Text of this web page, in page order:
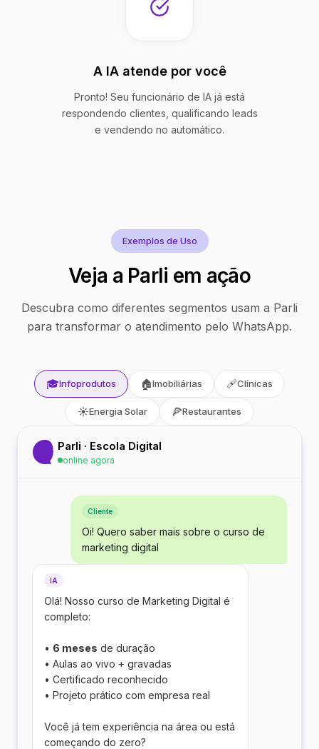
A IA atende por você
Pronto! Seu funcionário de IA já está
respondendo clientes, qualificando leads
e vendendo no automático.
Exemplos de Uso
Veja a Parli em ação
Descubra como diferentes segmentos usam a Parli
para transformar o atendimento pelo WhatsApp.
🎓Infoprodutos 🏠Imobiliárias 🩹Clínicas
☀️Energia Solar 🍕Restaurantes
Parli · Escola Digital
online agora
Cliente
Oi! Quero saber mais sobre o curso de
marketing digital
IA
Olá! Nosso curso de Marketing Digital é
completo:
• 6 meses de duração
• Aulas ao vivo + gravadas
• Certificado reconhecido
• Projeto prático com empresa real
Você já tem experiência na área ou está
começando do zero?